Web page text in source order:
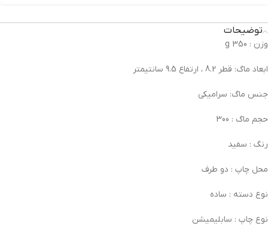
توضیحات
وزن : 350 g
ابعاد ماگ: قطر 8.2 ، ارتفاع 9.5 سانتیمتر
جنس ماگ: سرامیکی
حجم ماگ : 300
رنگ : سفید
محل چاپ : دو طرف
نوع دسته : ساده
نوع چاپ : سابلیمیشن